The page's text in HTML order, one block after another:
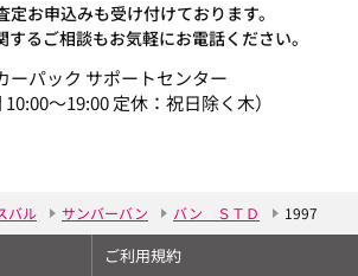
定お申込みも受け付けております。
るご相談もお気軽にお電話ください。
ーパック サポートセンター
10:00～19:00 定休：祝日除く木）
バル サンバーバン バン ＳＴＤ 1997
ご利用規約